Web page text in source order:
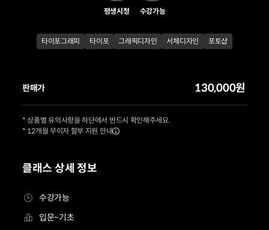
평생시청 수강가능
타이포그래피 타이포 그래픽디자인 서체디자인 포토샵
클래스 상세 정보
수강가능
입문~기초
판매가 130,000원
* 상품별 유의사항을 하단에서 반드시 확인해주세요.
* 12개월 무이자 할부 지원 안내